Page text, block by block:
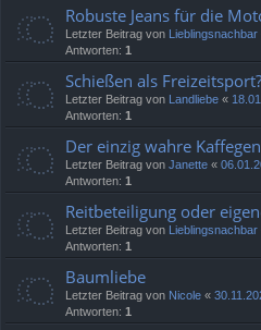
Robuste Jeans für die
Letzter Beitrag von Lieblingsnachbar
Antworten: 1
Schießen als Freizeitsport?
Letzter Beitrag von Landliebe «
Antworten: 1
Der einzig wahre
Letzter Beitrag von Janette «
Antworten: 1
Reitbeteiligung oder
Letzter Beitrag von Lieblingsnachbar
Antworten: 1
Baumliebe
Letzter Beitrag von Nicole «
Antworten: 1